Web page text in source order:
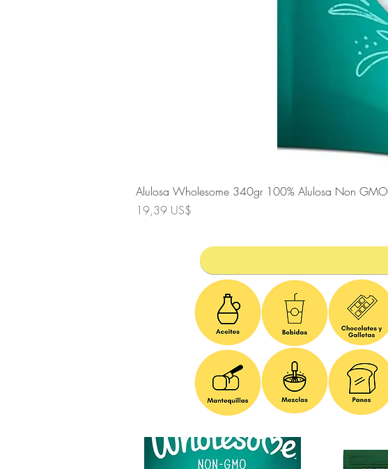
Alulosa Wholesome 340gr 100% Alulosa Non GMO
Precio
19,39 US$